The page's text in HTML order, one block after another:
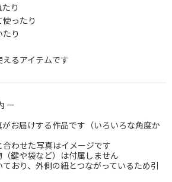
り
ったり
り
るアイテムです
ー
がお届けする作品です（いろいろな角度か
合わせた写真はイメージです
（鍵や袋など）は付属しません
おり、外側の紐とつながっているため引